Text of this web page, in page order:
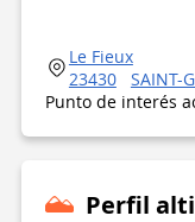
Le Fieux
23430
SAINT-
Punto de interés
Perfil